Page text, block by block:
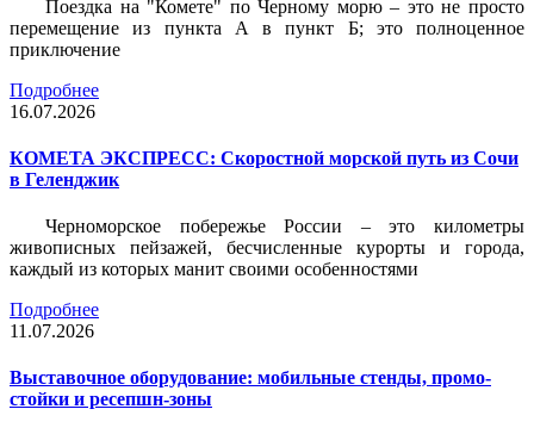
Поездка на "Комете" по Черному морю – это не просто
перемещение из пункта А в пункт Б; это полноценное
приключение
Подробнее
16.07.2026
КОМЕТА ЭКСПРЕСС: Скоростной морской путь из Сочи
в Геленджик
Черноморское побережье России – это километры
живописных пейзажей, бесчисленные курорты и города,
каждый из которых манит своими особенностями
Подробнее
11.07.2026
Выставочное оборудование: мобильные стенды, промо-
стойки и ресепшн-зоны